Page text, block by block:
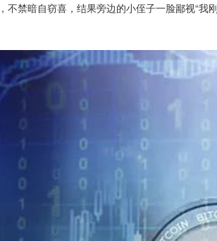
禁暗自窃喜，结果旁边的小侄子一脸鄙视“我刚